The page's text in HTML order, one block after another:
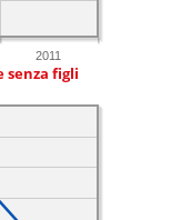
2011
senza figli